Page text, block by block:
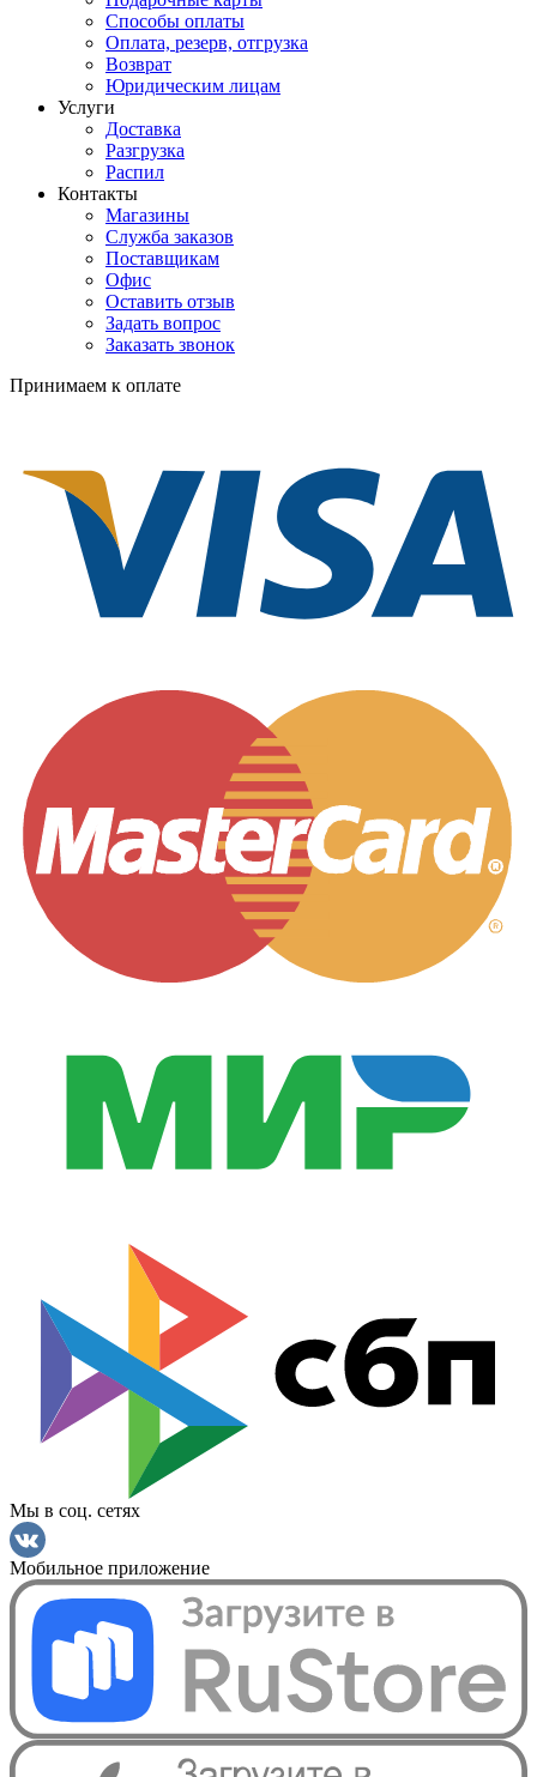
Способы оплаты
Оплата, резерв, отгрузка
Возврат
Юридическим лицам
Услуги
Доставка
Разгрузка
Распил
Контакты
Магазины
Служба заказов
Поставщикам
Офис
Оставить отзыв
Задать вопрос
Заказать звонок
Принимаем к оплате
Мы в соц. сетях
Мобильное приложение